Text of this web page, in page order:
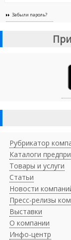
Забыли пароль?
Рубрикатор
Каталоги
Товары и услуги
Статьи
Новости
Пресс-релизы
Выставки
О компании
Инфо-центр